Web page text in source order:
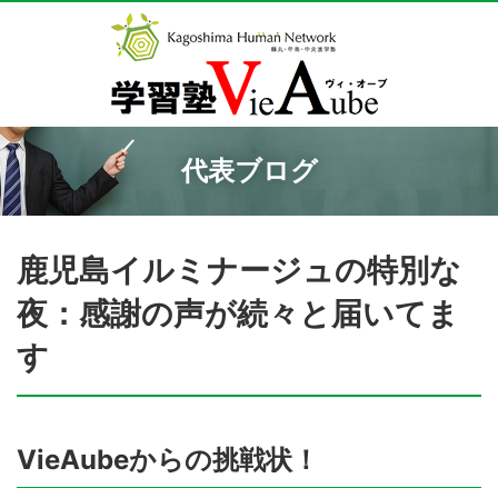
代表ブログ
鹿児島イルミナージュの特別な
夜：感謝の声が続々と届いてま
す
VieAubeからの挑戦状！